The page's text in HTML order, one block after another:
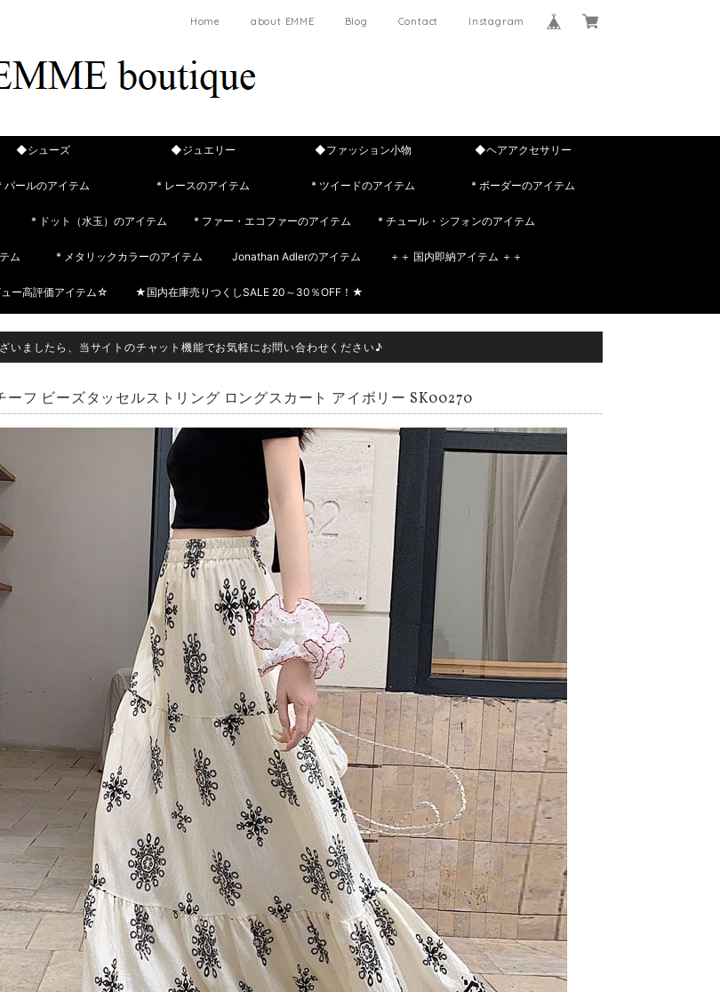
Home about EMME Blog Contact Instagram
◆シューズ ◆ジュエリー ◆ファッション小物 ◆ヘアアクセサリー
パールのアイテム * レースのアイテム * ツイードのアイテム * ボーダーのアイテム
* ドット（水玉）のアイテム * ファー・エコファーのアイテム * チュール・シフォンのアイテム
ム * メタリックカラーのアイテム Jonathan Adlerのアイテム ＋＋ 国内即納アイテム ＋＋
ー高評価アイテム☆ ★国内在庫売りつくしSALE 20～30％OFF！★
いましたら、当サイトのチャット機能でお気軽にお問い合わせください♪
ーフ ビーズタッセルストリング ロングスカート アイボリー SK00270